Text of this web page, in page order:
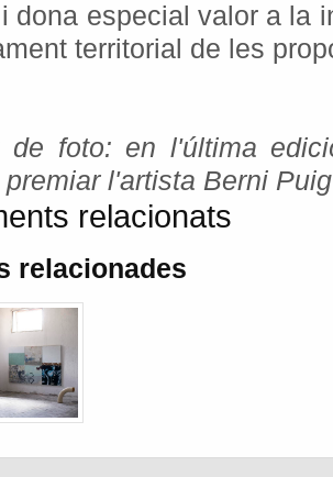
dona especial valor a la
territorial de les
de foto: en l'última
l'artista Berni
relacionats
relacionades